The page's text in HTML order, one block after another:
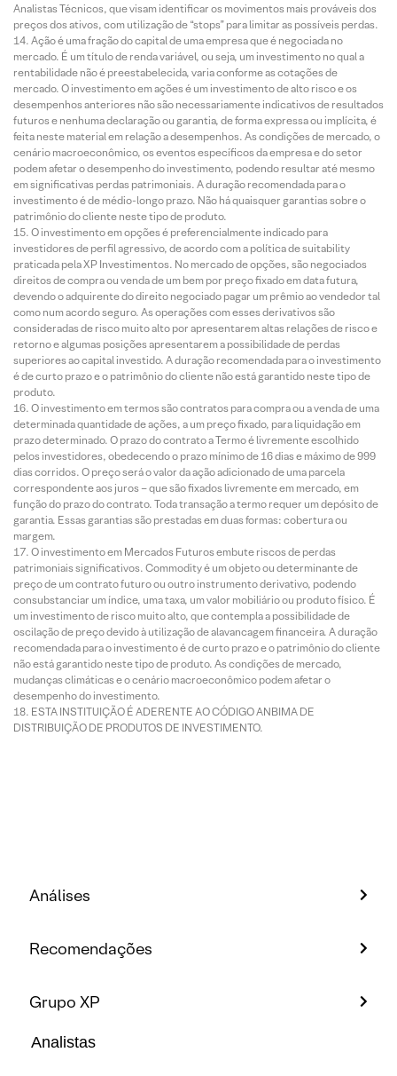
Analistas Técnicos, que visam identificar os movimentos mais prováveis dos
preços dos ativos, com utilização de “stops” para limitar as possíveis perdas.
Ação é uma fração do capital de uma empresa que é negociada no
mercado. É um título de renda variável, ou seja, um investimento no qual a
rentabilidade não é preestabelecida, varia conforme as cotações de
mercado. O investimento em ações é um investimento de alto risco e os
desempenhos anteriores não são necessariamente indicativos de resultados
futuros e nenhuma declaração ou garantia, de forma expressa ou implícita, é
feita neste material em relação a desempenhos. As condições de mercado, o
cenário macroeconômico, os eventos específicos da empresa e do setor
podem afetar o desempenho do investimento, podendo resultar até mesmo
em significativas perdas patrimoniais. A duração recomendada para o
investimento é de médio-longo prazo. Não há quaisquer garantias sobre o
patrimônio do cliente neste tipo de produto.
O investimento em opções é preferencialmente indicado para
investidores de perfil agressivo, de acordo com a política de suitability
praticada pela XP Investimentos. No mercado de opções, são negociados
direitos de compra ou venda de um bem por preço fixado em data futura,
devendo o adquirente do direito negociado pagar um prêmio ao vendedor tal
como num acordo seguro. As operações com esses derivativos são
consideradas de risco muito alto por apresentarem altas relações de risco e
retorno e algumas posições apresentarem a possibilidade de perdas
superiores ao capital investido. A duração recomendada para o investimento
é de curto prazo e o patrimônio do cliente não está garantido neste tipo de
produto.
O investimento em termos são contratos para compra ou a venda de uma
determinada quantidade de ações, a um preço fixado, para liquidação em
prazo determinado. O prazo do contrato a Termo é livremente escolhido
pelos investidores, obedecendo o prazo mínimo de 16 dias e máximo de 999
dias corridos. O preço será o valor da ação adicionado de uma parcela
correspondente aos juros – que são fixados livremente em mercado, em
função do prazo do contrato. Toda transação a termo requer um depósito de
garantia. Essas garantias são prestadas em duas formas: cobertura ou
margem.
O investimento em Mercados Futuros embute riscos de perdas
patrimoniais significativos. Commodity é um objeto ou determinante de
preço de um contrato futuro ou outro instrumento derivativo, podendo
consubstanciar um índice, uma taxa, um valor mobiliário ou produto físico. É
um investimento de risco muito alto, que contempla a possibilidade de
oscilação de preço devido à utilização de alavancagem financeira. A duração
recomendada para o investimento é de curto prazo e o patrimônio do cliente
não está garantido neste tipo de produto. As condições de mercado,
mudanças climáticas e o cenário macroeconômico podem afetar o
desempenho do investimento.
ESTA INSTITUIÇÃO É ADERENTE AO CÓDIGO ANBIMA DE
DISTRIBUIÇÃO DE PRODUTOS DE INVESTIMENTO.
Análises
Recomendações
Grupo XP
Analistas